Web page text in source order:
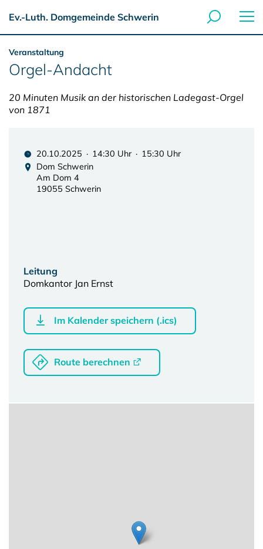
Ev.-Luth. Domgemeinde Schwerin
Veranstaltung
Orgel-Andacht
20 Minuten Musik an der historischen Ladegast-Orgel
von 1871
20.10.2025 · 14:30 Uhr · 15:30 Uhr
Dom Schwerin
Am Dom 4
19055 Schwerin
Leitung
Domkantor Jan Ernst
Im Kalender speichern (.ics)
Route berechnen